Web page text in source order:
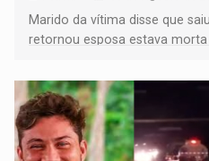
Marido da vítima disse que
retornou esposa estava morta